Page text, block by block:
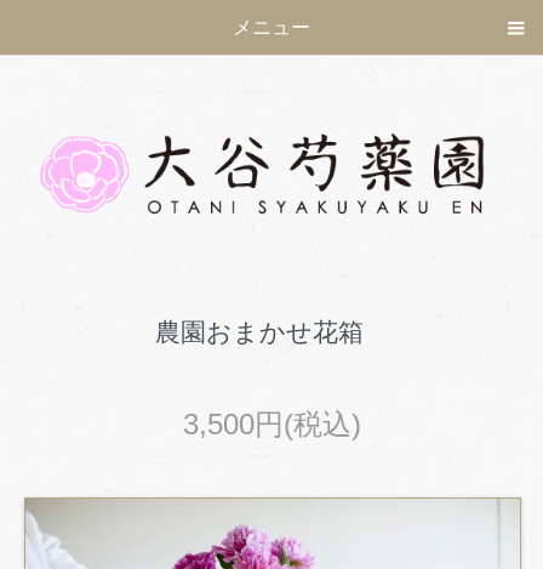
メニュー
農園おまかせ花箱
3,500円(税込)